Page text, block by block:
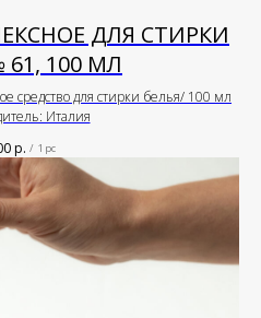
ДЛЯ СТИРКИ
100 МЛ
средство для стирки белья/ 100 мл
Италия
р. / 1 pc